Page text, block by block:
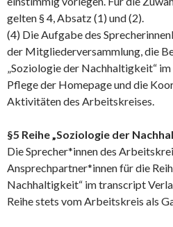
gelten § 4, Absatz (1) und (2).
(4) Die Aufgabe des
der Mitgliederversammlung, die
„Soziologie der Nachhaltigkeit“
Pflege der Homepage und die
Aktivitäten des Arbeitskreises.
§5 Reihe „Soziologie der
Die Sprecher*innen des
Ansprechpartner*innen für die
Nachhaltigkeit“ im transcript
Reihe stets vom Arbeitskreis als